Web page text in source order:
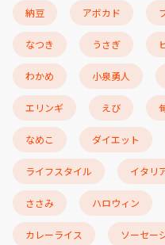
納豆 アボカド
なつき うさぎ
わかめ 小泉勇人
エリンギ えび
なめこ ダイエット
ライフスタイル イタリ
ささみ ハロウィン
カレーライス ソーセー